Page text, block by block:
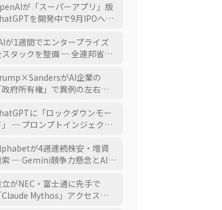
／ChatGPTにロックダウン
ド／Alphabetが4週連続株
本企業の7割が承認をAIに任
れず／国内AI×産業のスタ
警告、IPOシーズン中の矛盾
立場
が「スーパーアプリ」版
を開発中で9月IPOへ最
主幹、評価額最大8500億
、赤字継続のなか収益実証
が1週間でエンタープライズ
タックを整備 ─ 全連邦省庁
、Claude Code対
のGrok Build、
がAI企業の
政府所有権」で異例の左右合
ソブリンウェルスファンド
設案、IPOロードショーを複雑
に「ロックダウンモー
」 ─ プロンプトインジェクシ
ント機能を制限、「セキュ
ィリスク」から「ガバナン
が4週連続株安・増資
索 ─ Gemini競争力懸念とAI設
「商業的勝利でも皮肉なジレ
マ」
立がNEC・富士通に先手で
Claude Mythos」アクセス権